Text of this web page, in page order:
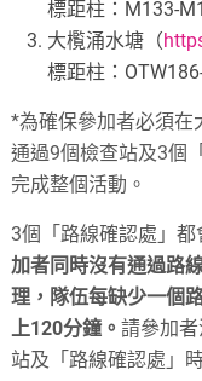
標距柱：M133-
大㰖涌水塘（
標距柱：
*為確保參加者必須在
通過9個檢查站及3個
完成整個活動。
3個「路線確認處」
加者同時沒有通過路
理，隊伍每缺少一個
上120分鐘。請參加
站及「路線確認處」